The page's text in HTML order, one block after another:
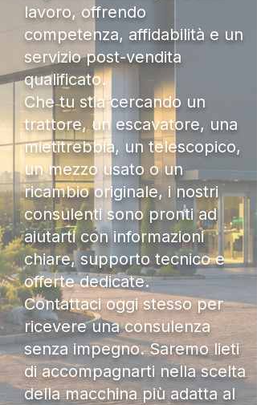
lavoro, offrendo
competenza, affidabilità e un
servizio post-vendita
qualificato.
Che tu stia cercando un
trattore, un escavatore, una
mietitrebbia, un telescopico,
un mezzo usato o un
ricambio originale, i nostri
consulenti sono pronti ad
aiutarti con informazioni
chiare, supporto tecnico e
offerte dedicate.
Contattaci oggi stesso per
ricevere una consulenza
senza impegno. Saremo lieti
di accompagnarti nella scelta
della macchina più adatta al